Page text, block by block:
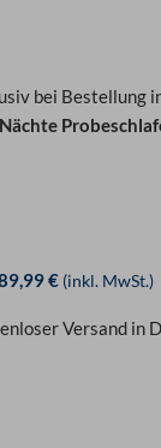
bei Bestellung
€ (inkl. MwSt.)
Versand in